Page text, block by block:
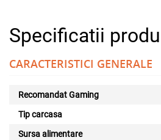
Specificatii
CARACTERISTICI GENERALE
Recomandat Gaming
Tip carcasa
Sursa alimentare